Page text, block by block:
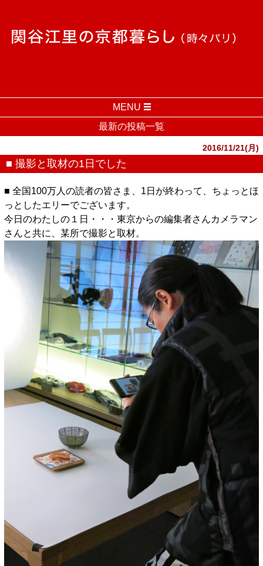
MENU
最新の投稿一覧
2016/11/21(月)
■ 撮影と取材の1日でした
■ 全国100万人の読者の皆さま、1日が終わって、ちょっとほ
っとしたエリーでございます。
今日のわたしの１日・・・東京からの編集者さんカメラマン
さんと共に、某所で撮影と取材。